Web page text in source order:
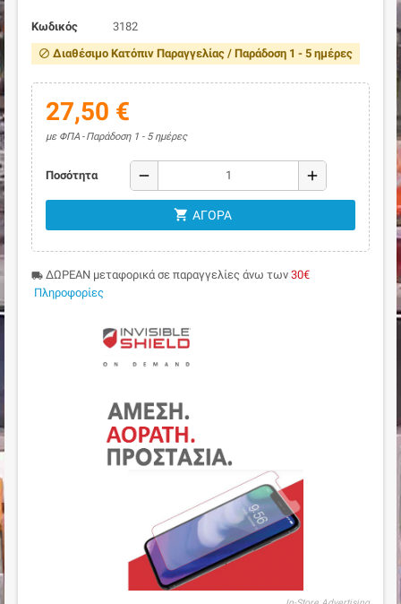
Κωδικός 3182
block Διαθέσιμο Κατόπιν Παραγγελίας / Παράδοση 1 - 5 ημέρες
27,50 €
με ΦΠΑ Παράδοση 1 - 5 ημέρες
Ποσότητα remove add
shopping_cart ΑΓΟΡΆ
local_shipping ΔΩΡΕΑΝ μεταφορικά σε παραγγελίες άνω των 30€
Πληροφορίες